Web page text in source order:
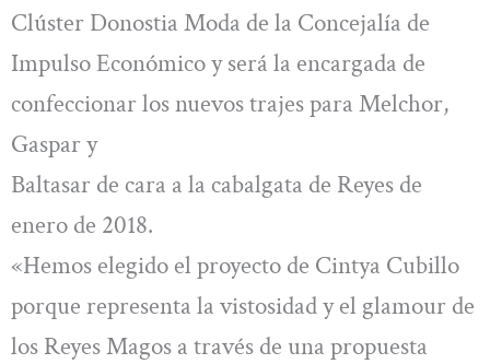
Clúster Donostia Moda de la Concejalía de
Impulso Económico y será la encargada de
confeccionar los nuevos trajes para Melchor,
Gaspar y
Baltasar de cara a la cabalgata de Reyes de
enero de 2018.
«Hemos elegido el proyecto de Cintya Cubillo
porque representa la vistosidad y el glamour de
los Reyes Magos a través de una propuesta